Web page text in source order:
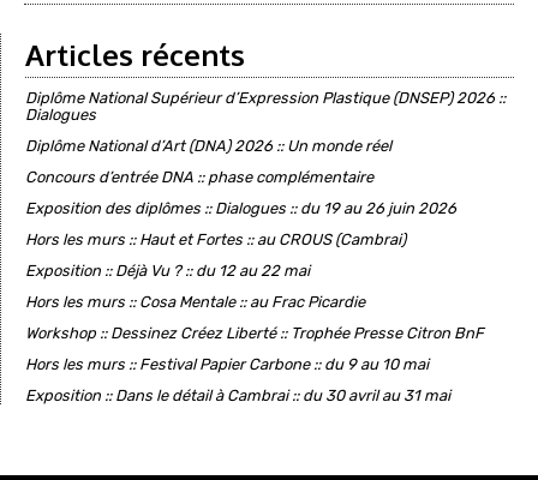
Articles récents
Diplôme National Supérieur d’Expression Plastique (DNSEP) 2026 ::
Dialogues
Diplôme National d’Art (DNA) 2026 :: Un monde réel
Concours d’entrée DNA :: phase complémentaire
Exposition des diplômes :: Dialogues :: du 19 au 26 juin 2026
Hors les murs :: Haut et Fortes :: au CROUS (Cambrai)
Exposition :: Déjà Vu ? :: du 12 au 22 mai
Hors les murs :: Cosa Mentale :: au Frac Picardie
Workshop :: Dessinez Créez Liberté :: Trophée Presse Citron BnF
Hors les murs :: Festival Papier Carbone :: du 9 au 10 mai
Exposition :: Dans le détail à Cambrai :: du 30 avril au 31 mai